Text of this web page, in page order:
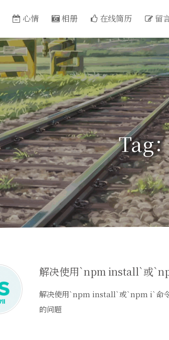
心情 相册 在线简历 留
Tag
解决使用`npm install`或`npm i`命
的问题